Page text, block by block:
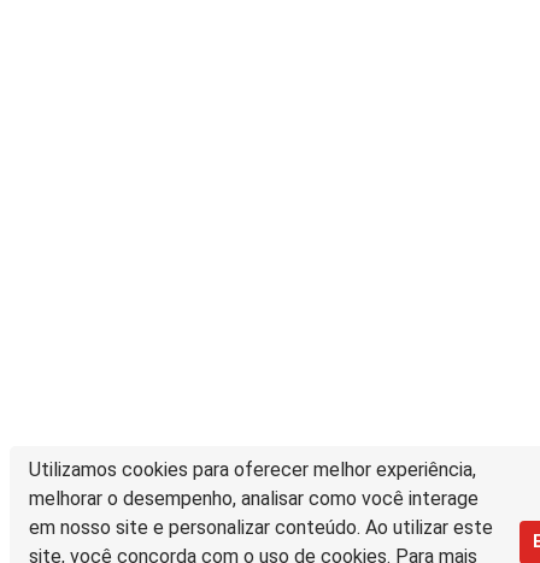
Utilizamos cookies para oferecer melhor experiência,
melhorar o desempenho, analisar como você interage
em nosso site e personalizar conteúdo. Ao utilizar este
site, você concorda com o uso de cookies. Para mais